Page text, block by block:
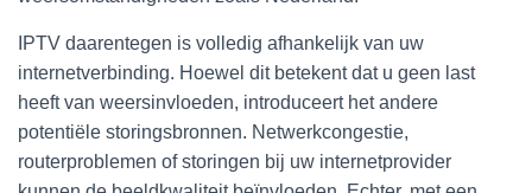
IPTV daarentegen is volledig afhankelijk van uw
internetverbinding. Hoewel dit betekent dat u geen last
heeft van weersinvloeden, introduceert het andere
potentiële storingsbronnen. Netwerkcongestie,
routerproblemen of storingen bij uw internetprovider